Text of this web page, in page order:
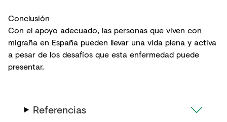
Conclusión
Con el apoyo adecuado, las personas que viven con
migraña en España pueden llevar una vida plena y activa
a pesar de los desafíos que esta enfermedad puede
presentar.
Referencias